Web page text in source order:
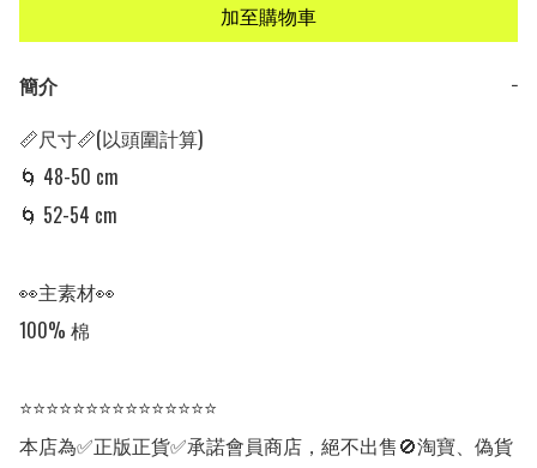
加至購物車
簡介
−
📏尺寸📏(以頭圍計算)
🌀 48-50 cm
🌀 52-54 cm
👀主素材👀
100% 棉
⭐⭐⭐⭐⭐⭐⭐⭐⭐⭐⭐⭐⭐⭐⭐
本店為✅正版正貨✅承諾會員商店，絕不出售🚫淘寶、偽貨